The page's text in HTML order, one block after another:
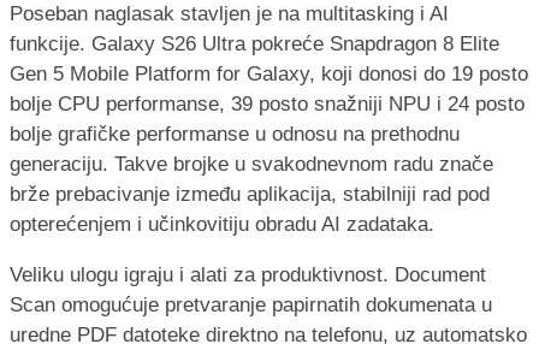
Poseban naglasak stavljen je na multitasking i AI
funkcije. Galaxy S26 Ultra pokreće Snapdragon 8 Elite
Gen 5 Mobile Platform for Galaxy, koji donosi do 19 posto
bolje CPU performanse, 39 posto snažniji NPU i 24 posto
bolje grafičke performanse u odnosu na prethodnu
generaciju. Takve brojke u svakodnevnom radu znače
brže prebacivanje između aplikacija, stabilniji rad pod
opterećenjem i učinkovitiju obradu AI zadataka.
Veliku ulogu igraju i alati za produktivnost. Document
Scan omogućuje pretvaranje papirnatih dokumenata u
uredne PDF datoteke direktno na telefonu, uz automatsko